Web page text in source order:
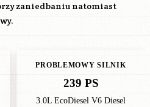
zaniedbaniu natomiast
PROBLEMOWY SILNIK
239 PS
3.0L EcoDiesel V6 Diesel